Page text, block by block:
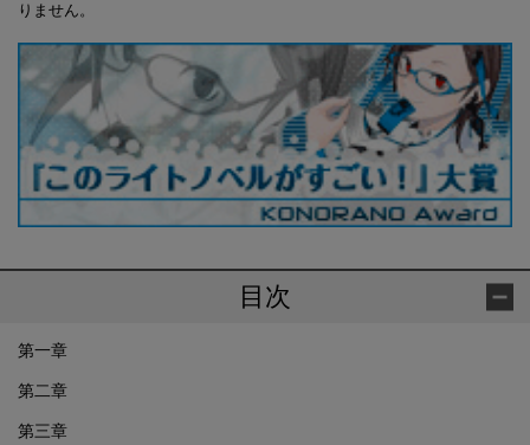
りません。
目次
第一章
第二章
第三章